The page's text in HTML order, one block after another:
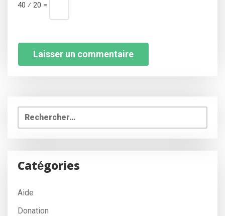
40 ⁄ 20 =
Rechercher :
Catégories
Aide
Donation